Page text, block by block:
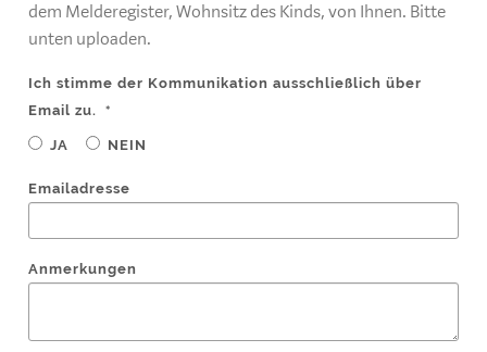
dem Melderegister, Wohnsitz des Kinds, von Ihnen. Bitte
unten uploaden.
Ich stimme der Kommunikation ausschließlich über
Email zu.*
JA NEIN
Emailadresse
Anmerkungen